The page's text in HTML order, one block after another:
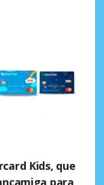
Kids, que
para